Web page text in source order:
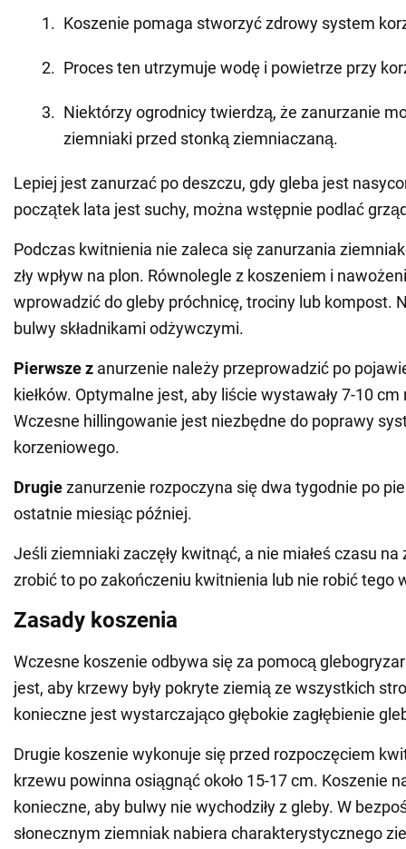
Koszenie pomaga stworzyć zdrowy system
Proces ten utrzymuje wodę i powietrze przy
Niektórzy ogrodnicy twierdzą, że zanurzanie
ziemniaki przed stonką ziemniaczaną.
Lepiej jest zanurzać po deszczu, gdy gleba jest
początek lata jest suchy, można wstępnie podlać
Podczas kwitnienia nie zaleca się zanurzania
zły wpływ na plon. Równolegle z koszeniem i
wprowadzić do gleby próchnicę, trociny lub kompost.
bulwy składnikami odżywczymi.
Pierwsze z anurzenie należy przeprowadzić po
kiełków. Optymalne jest, aby liście wystawały 7-10
Wczesne hillingowanie jest niezbędne do poprawy
korzeniowego.
Drugiezanurzenie rozpoczyna się dwa tygodnie po
ostatnie miesiąc później.
Jeśli ziemniaki zaczęły kwitnąć, a nie miałeś czasu
zrobić to po zakończeniu kwitnienia lub nie robić tego
Zasady koszenia
Wczesne koszenie odbywa się za pomocą
jest, aby krzewy były pokryte ziemią ze wszystkich
konieczne jest wystarczająco głębokie zagłębienie
Drugie koszenie wykonuje się przed rozpoczęciem
krzewu powinna osiągnąć około 15-17 cm. Koszenie
konieczne, aby bulwy nie wychodziły z gleby. W
słonecznym ziemniak nabiera charakterystycznego